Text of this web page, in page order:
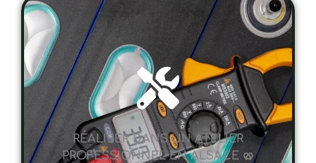
RÉALISER DANS UN ATELIER
PROFESSIONNEL EN ALSACE 🥨